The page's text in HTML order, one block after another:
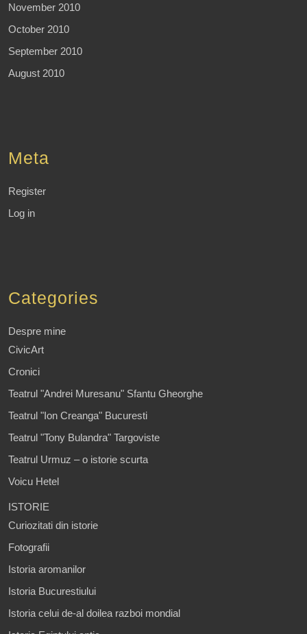
November 2010
October 2010
September 2010
August 2010
Meta
Register
Log in
Categories
Despre mine
CivicArt
Cronici
Teatrul "Andrei Muresanu" Sfantu Gheorghe
Teatrul "Ion Creanga" Bucuresti
Teatrul "Tony Bulandra" Targoviste
Teatrul Urmuz – o istorie scurta
Voicu Hetel
ISTORIE
Curiozitati din istorie
Fotografii
Istoria aromanilor
Istoria Bucurestiului
Istoria celui de-al doilea razboi mondial